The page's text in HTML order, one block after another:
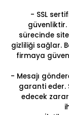
- SSL
güvenliktir.
sürecinde
gizliliği sağlar.
firmaya
- Mesajı
garanti eder.
edecek